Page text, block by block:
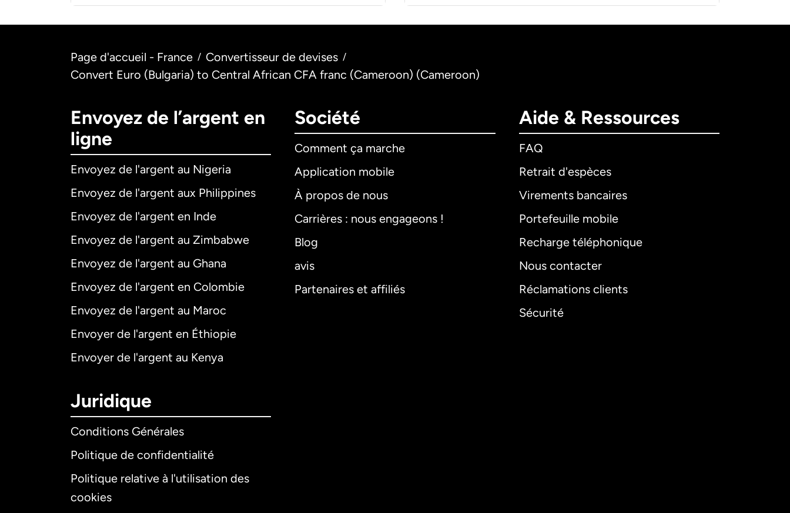
Page d'accueil - France / Convertisseur de devises /
Convert Euro (Bulgaria) to Central African CFA franc (Cameroon) (Cameroon)
Envoyez de l’argent en
ligne
Envoyez de l'argent au Nigeria
Envoyez de l'argent aux Philippines
Envoyez de l'argent en Inde
Envoyez de l'argent au Zimbabwe
Envoyez de l'argent au Ghana
Envoyez de l'argent en Colombie
Envoyez de l'argent au Maroc
Envoyer de l'argent en Éthiopie
Envoyer de l'argent au Kenya
Société
Comment ça marche
Application mobile
À propos de nous
Carrières : nous engageons !
Blog
avis
Partenaires et affiliés
Aide & Ressources
FAQ
Retrait d'espèces
Virements bancaires
Portefeuille mobile
Recharge téléphonique
Nous contacter
Réclamations clients
Sécurité
Juridique
Conditions Générales
Politique de confidentialité
Politique relative à l'utilisation des
cookies